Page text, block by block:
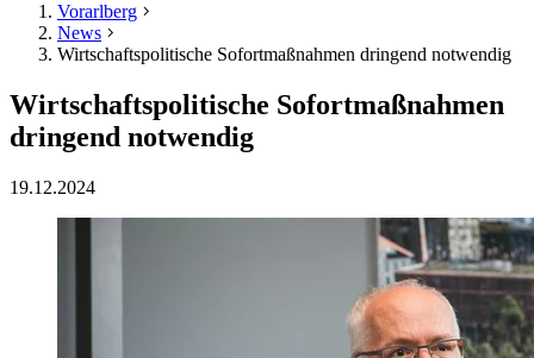
Vorarlberg
News
Wirtschaftspolitische Sofortmaßnahmen dringend notwendig
Wirtschaftspolitische Sofortmaßnahmen
dringend notwendig
19.12.2024